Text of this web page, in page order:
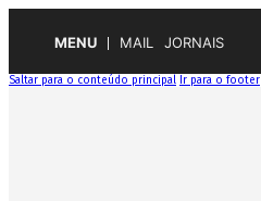
MENU MAIL JORNAIS
Saltar para o conteúdo principal Ir para o footer